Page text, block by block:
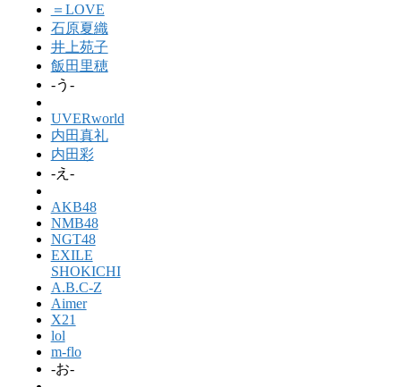
＝LOVE
石原夏織
井上苑子
飯田里穂
-う-
UVERworld
内田真礼
内田彩
-え-
AKB48
NMB48
NGT48
EXILE
SHOKICHI
A.B.C-Z
Aimer
X21
lol
m-flo
-お-